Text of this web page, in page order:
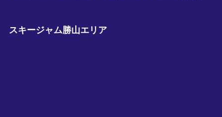
スキージャム勝山エリア